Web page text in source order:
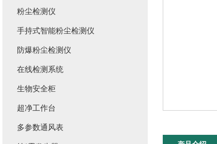
粉尘检测仪
手持式智能粉尘检测仪
防爆粉尘检测仪
在线检测系统
生物安全柜
超净工作台
多参数通风表